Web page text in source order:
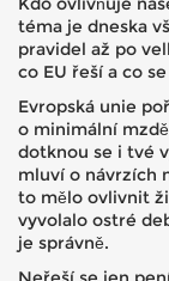
téma je dneska
pravidel až po
co EU řeší a co
Evropská unie
o minimální
dotknou se i tvé
mluví o návrzích
to mělo ovlivnit
vyvolalo ostré
je správně.